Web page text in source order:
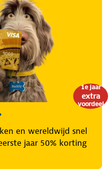
1e jaar
extra
voordeel
en wereldwijd snel
jaar 50% korting